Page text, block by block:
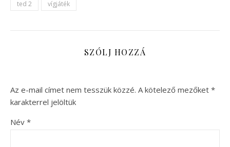
ted 2
vígjáték
SZÓLJ HOZZÁ
Az e-mail címet nem tesszük közzé. A kötelező mezőket *
karakterrel jelöltük
Név *